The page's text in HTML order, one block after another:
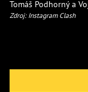
Tomáš Podhorný a
Zdroj: Instagram Clash